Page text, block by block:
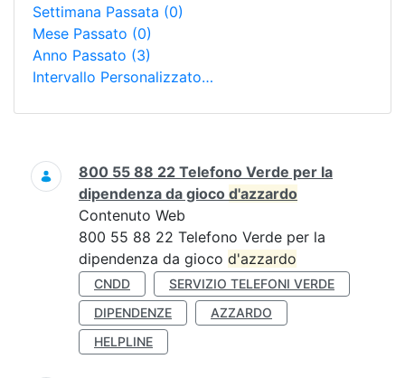
Settimana Passata (0)
Mese Passato (0)
Anno Passato (3)
Intervallo Personalizzato…
Ricerca
800 55 88 22 Telefono Verde per la
dipendenza da gioco d'azzardo
Contenuto Web
800 55 88 22 Telefono Verde per la
dipendenza da gioco d'azzardo
CNDD
SERVIZIO TELEFONI VERDE
DIPENDENZE
AZZARDO
HELPLINE